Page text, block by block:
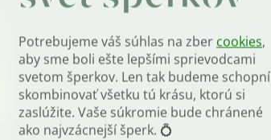
Potrebujeme váš súhlas na zber cookies,
aby sme boli ešte lepšími sprievodcami
svetom šperkov. Len tak budeme schopní
skombinovať všetku tú krásu, ktorú si
zaslúžite. Vaše súkromie bude chránené
ako najvzácnejší šperk. 💍